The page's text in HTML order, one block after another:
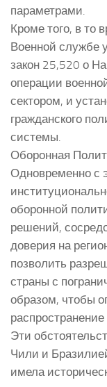
параметрами.
Кроме того, в то
Военной службе
закон 25,520 о
операции
сектором, и
гражданского
системы.
Оборонная
Одновременно с
оборонной
решений,
доверия на
позволить
страны с
образом, чтобы
Эти
Чили и
имела